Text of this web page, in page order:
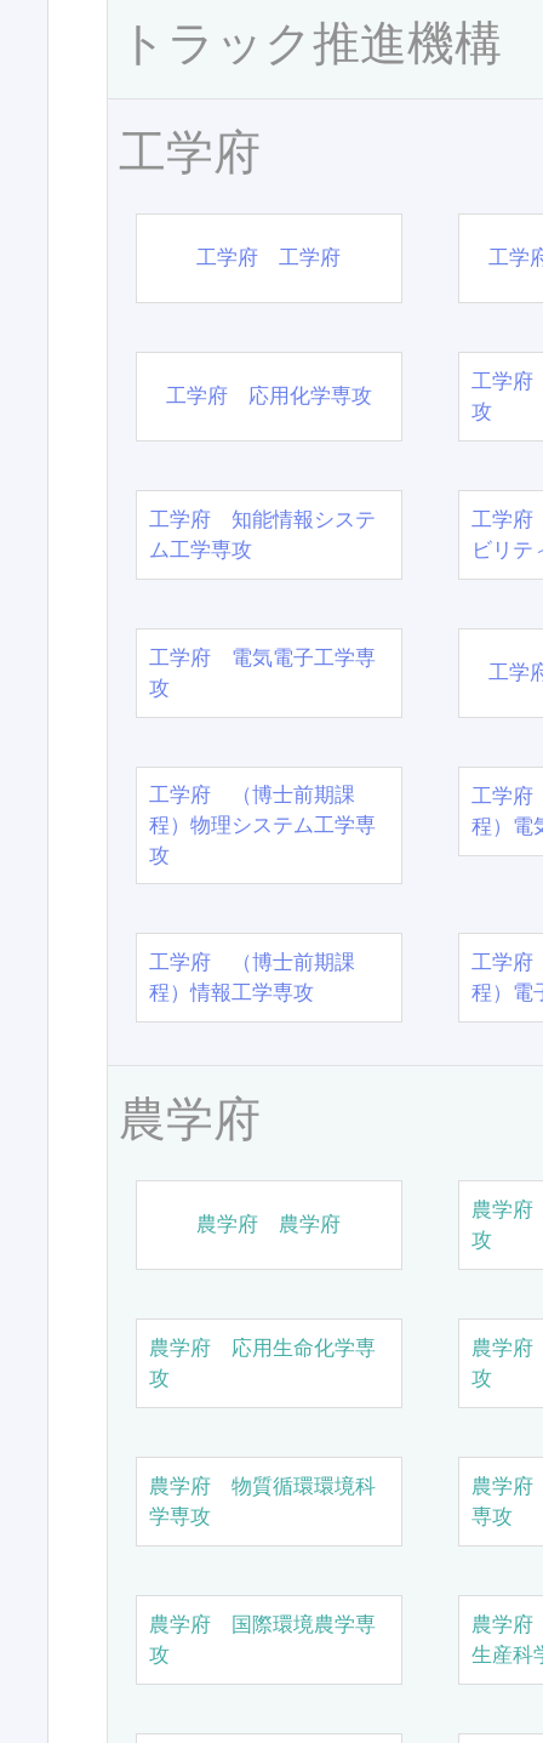
トラック推進機構
工学府
工学府 工学府 工学
工学府 応用化学専攻
工学府
攻
工学府 知能情報システ
ム工学専攻
工学府
ビリテ
工学府 電気電子工学専
攻
工学
工学府 （博士前期課
程）物理システム工学専
攻
工学
程）電
工学府 （博士前期課
程）情報工学専攻
工学
程）電
農学府
農学府 農学府
農学
攻
農学府 応用生命化学専
攻
農学
攻
農学府 物質循環環境科
学専攻
農学
専攻
農学府 国際環境農学専
攻
農学
生産科